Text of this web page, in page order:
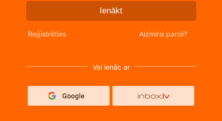
Ienākt
Reģistrēties Aizmirsi paroli?
Vai ienāc ar